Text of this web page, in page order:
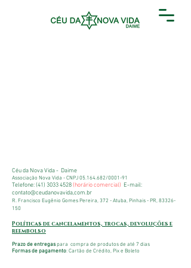
Céu da Nova Vida - Daime
Associação Nova Vida -CNPJ05.164.682/0001-91
Telefone:(41) 3033 4528(horário comercial) E-mail:
contato@ceudanovavida,com.br
R. Francisco Eugênio Gomes Pereira, 372 - Atuba, Pinhais - PR,83326-
150
Políticas de cancelamentos, trocas, devoluções e
reembolso
Prazo de entregaspara compra de produtos de até 7 dias
Formas de pagamento: Cartão de Crédito, Pix e Boleto